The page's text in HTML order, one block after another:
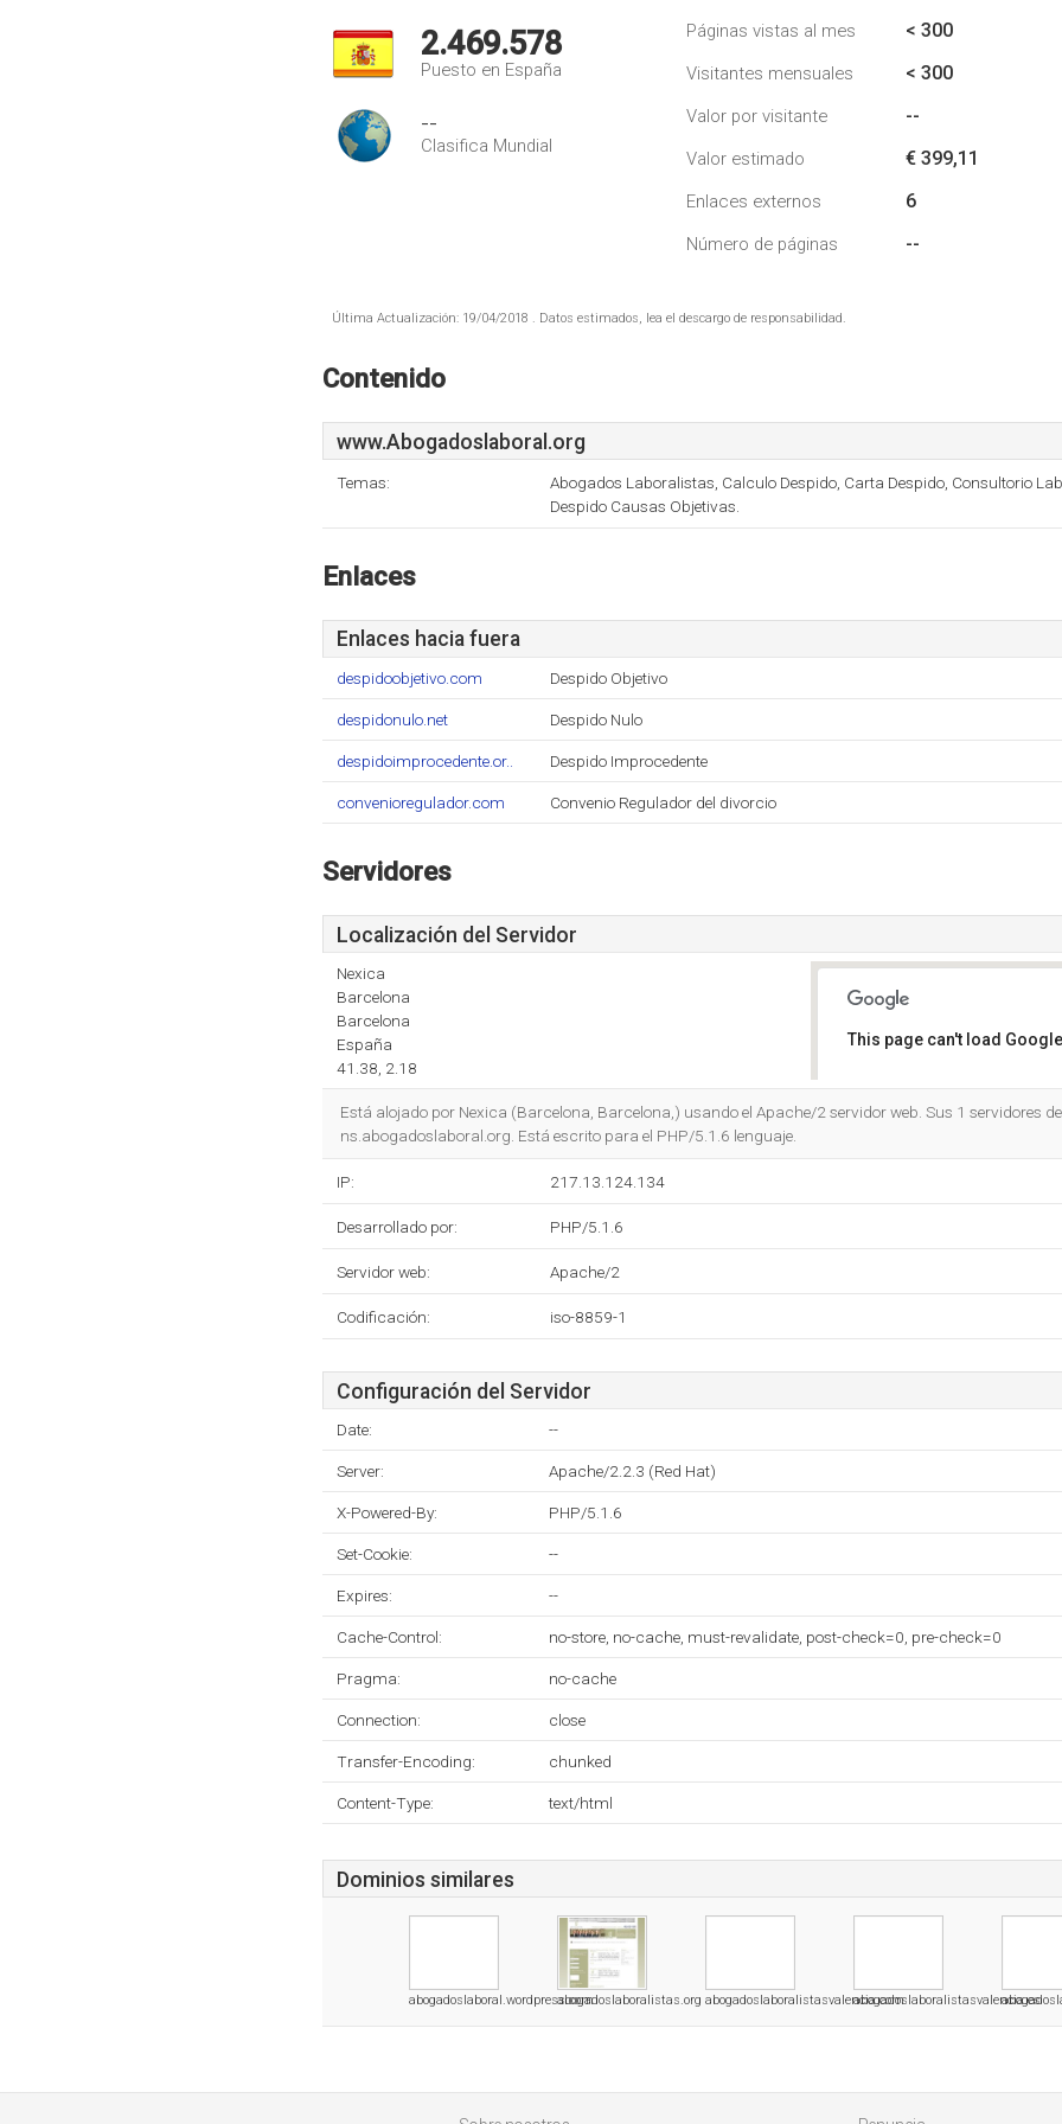
2.469.578
Puesto en España
--
Clasifica Mundial
Páginas vistas al mes < 300
Visitantes mensuales < 300
Valor por visitante --
Valor estimado € 399,11
Enlaces externos 6
Número de páginas --
Última Actualización: 19/04/2018 . Datos estimados, lea el descargo de responsabilidad.
Contenido
www.Abogadoslaboral.org
Temas:
Abogados Laboralistas, Calculo Despido, Carta Despido, Consultorio
Despido Causas Objetivas.
Enlaces
Enlaces hacia fuera
despidoobjetivo.com Despido Objetivo
despidonulo.net Despido Nulo
despidoimprocedente.or.. Despido Improcedente
convenioregulador.com Convenio Regulador del divorcio
Servidores
Localización del Servidor
Nexica
Barcelona
Barcelona
España
41.38, 2.18
This page can't load
Está alojado por Nexica (Barcelona, Barcelona,) usando el Apache/2 servidor web. Sus 1 servidores
ns.abogadoslaboral.org. Está escrito para el PHP/5.1.6 lenguaje.
IP: 217.13.124.134
Desarrollado por: PHP/5.1.6
Servidor web: Apache/2
Codificación: iso-8859-1
Configuración del Servidor
Date: --
Server: Apache/2.2.3 (Red Hat)
X-Powered-By: PHP/5.1.6
Set-Cookie: --
Expires: --
Cache-Control: no-store, no-cache, must-revalidate, post-check=0, pre-check=0
Pragma: no-cache
Connection: close
Transfer-Encoding: chunked
Content-Type: text/html
Dominios similares
abogadoslaboral.wordpress.comabogadoslaboralistas.org abogadoslaboralistasvalencia.comabogadoslaboralistasvalencia.es